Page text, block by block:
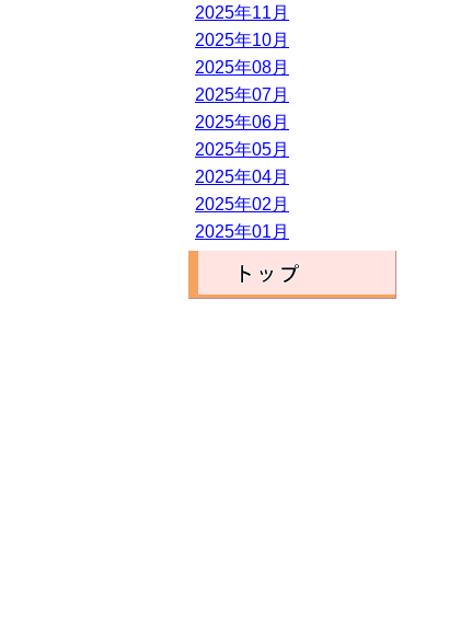
2025年11月
2025年10月
2025年08月
2025年07月
2025年06月
2025年05月
2025年04月
2025年02月
2025年01月